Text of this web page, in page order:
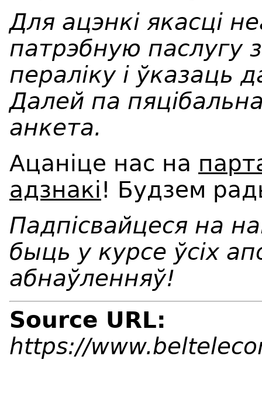
Для ацэнкі якасці
патрэбную паслугу
пераліку і ўказаць
Далей па
анкета.
Ацаніце нас на
адзнакі! Будзем
Падпісвайцеся на
быць у курсе ўсіх
абнаўленняў!
Source URL:
https://